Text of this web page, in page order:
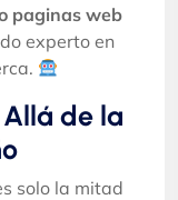
paginas web
experto en
de la
solo la mitad